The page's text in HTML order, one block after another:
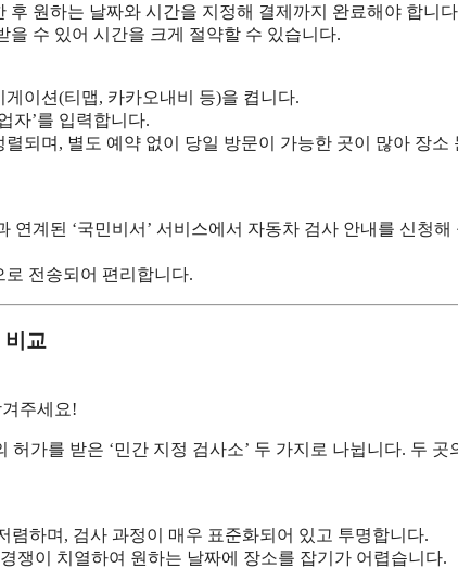
원하는 날짜와 시간을 지정해 결제까지 완료해야 합니
수 있어 시간을 크게 절약할 수 있습니다.
이션(티맵, 카카오내비 등)을 켭니다.
자’를 입력합니다.
되며, 별도 예약 없이 당일 방문이 가능한 곳이 많아 장소
계된 ‘국민비서’ 서비스에서 자동차 검사 안내를 신청해
전송되어 편리합니다.
비교
주세요!
가를 받은 ‘민간 지정 검사소’ 두 가지로 나뉩니다. 두 곳
하며, 검사 과정이 매우 표준화되어 있고 투명합니다.
쟁이 치열하여 원하는 날짜에 장소를 잡기가 어렵습니다.